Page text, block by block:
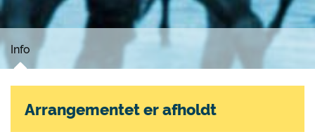
Info
Arrangementet er afholdt